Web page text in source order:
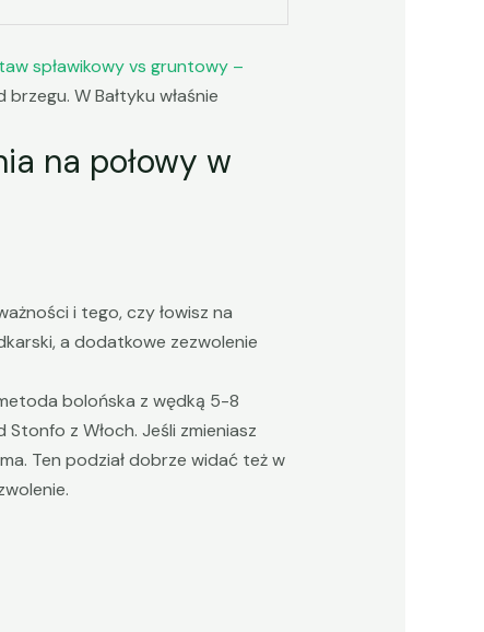
spławikowy vs gruntowy –
W Bałtyku właśnie
na połowy w
i tego, czy łowisz na
a dodatkowe zezwolenie
bolońska z wędką 5-8
z Włoch. Jeśli zmieniasz
Ten podział dobrze widać też w